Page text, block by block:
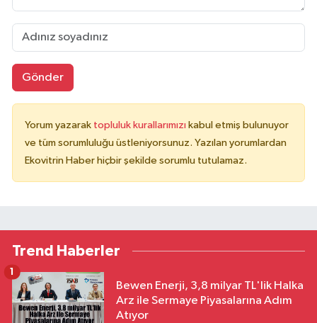
Gönder
Yorum yazarak topluluk kurallarımızı kabul etmiş bulunuyor
ve tüm sorumluluğu üstleniyorsunuz. Yazılan yorumlardan
Ekovitrin Haber hiçbir şekilde sorumlu tutulamaz.
Trend Haberler
Bewen Enerji, 3,8 milyar TL'lik Halka
Arz ile Sermaye Piyasalarına Adım
Atıyor
1